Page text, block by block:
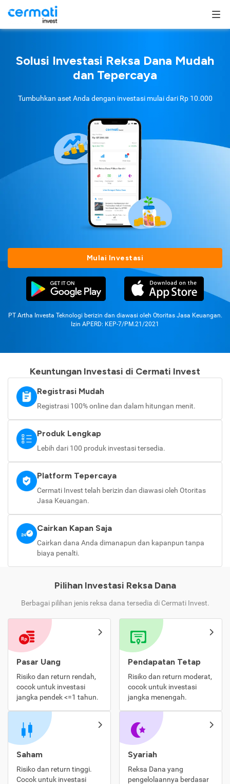
Solusi Investasi Reksa Dana Mudah
dan Tepercaya
Tumbuhkan aset Anda dengan investasi mulai dari Rp 10.000
Mulai Investasi
PT Artha Investa Teknologi berizin dan diawasi oleh Otoritas Jasa Keuangan.
Izin APERD: KEP-7/PM.21/2021
Keuntungan Investasi di Cermati Invest
Registrasi Mudah
Registrasi 100% online dan dalam hitungan menit.
Produk Lengkap
Lebih dari 100 produk investasi tersedia.
Platform Tepercaya
Cermati Invest telah berizin dan diawasi oleh Otoritas
Jasa Keuangan.
Cairkan Kapan Saja
Cairkan dana Anda dimanapun dan kapanpun tanpa
biaya penalti.
Pilihan Investasi Reksa Dana
Berbagai pilihan jenis reksa dana tersedia di Cermati Invest.
Pasar Uang
Risiko dan return rendah,
cocok untuk investasi
jangka pendek <=1 tahun.
Pendapatan Tetap
Risiko dan return moderat,
cocok untuk investasi
jangka menengah.
Saham
Risiko dan return tinggi.
Cocok untuk investasi
Syariah
Reksa Dana yang
pengelolaannya berdasar